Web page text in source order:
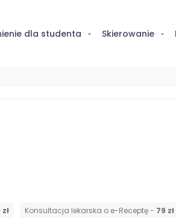
dla studenta Skierowanie
Konsultacja lekarska o e-Receptę - 79 zł